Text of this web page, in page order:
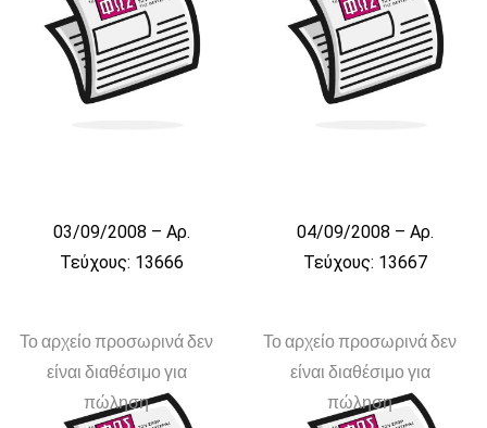
03/09/2008 – Αρ.
Τεύχους: 13666
04/09/2008 – Αρ.
Τεύχους: 13667
Το αρχείο προσωρινά δεν
είναι διαθέσιμο για
πώληση
Το αρχείο προσωρινά δεν
είναι διαθέσιμο για
πώληση